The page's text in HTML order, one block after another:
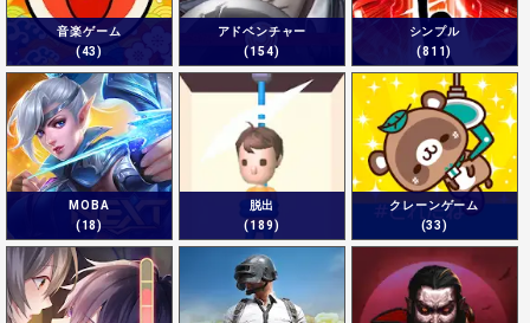
音楽ゲーム
(43)
アドベンチャー
(154)
シンプル
(811)
MOBA
(18)
脱出
(189)
クレーンゲーム
(33)